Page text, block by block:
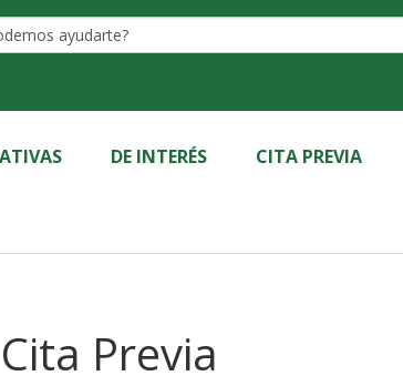
DE INTERÉS CITA PREVIA
Cita Previa